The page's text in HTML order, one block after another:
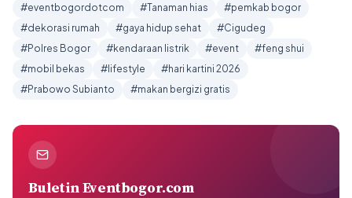
#eventbogordotcom #Tanaman hias
#pemkab bogor
#dekorasi rumah
#gaya hidup sehat
#Cigudeg
#Polres Bogor
#kendaraan listrik #event
#feng shui
#mobil bekas
#lifestyle
#hari kartini 2026
#Prabowo Subianto
#makan bergizi gratis
Buletin Eventbogor.com